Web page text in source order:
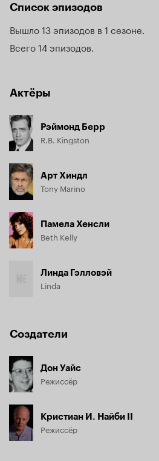
Список эпизодов
Вышло 13 эпизодов в 1 сезоне
Всего 14 эпизодов
Актёры
Рэймонд Берр
R.B. Kingston
Арт Хиндл
Tony Marino
Памела Хенсли
Beth Kelly
Линда Гэлловэй
Linda
Создатели
Дон Уайс
Режиссёр
Кристиан И. Найби II
Режиссёр